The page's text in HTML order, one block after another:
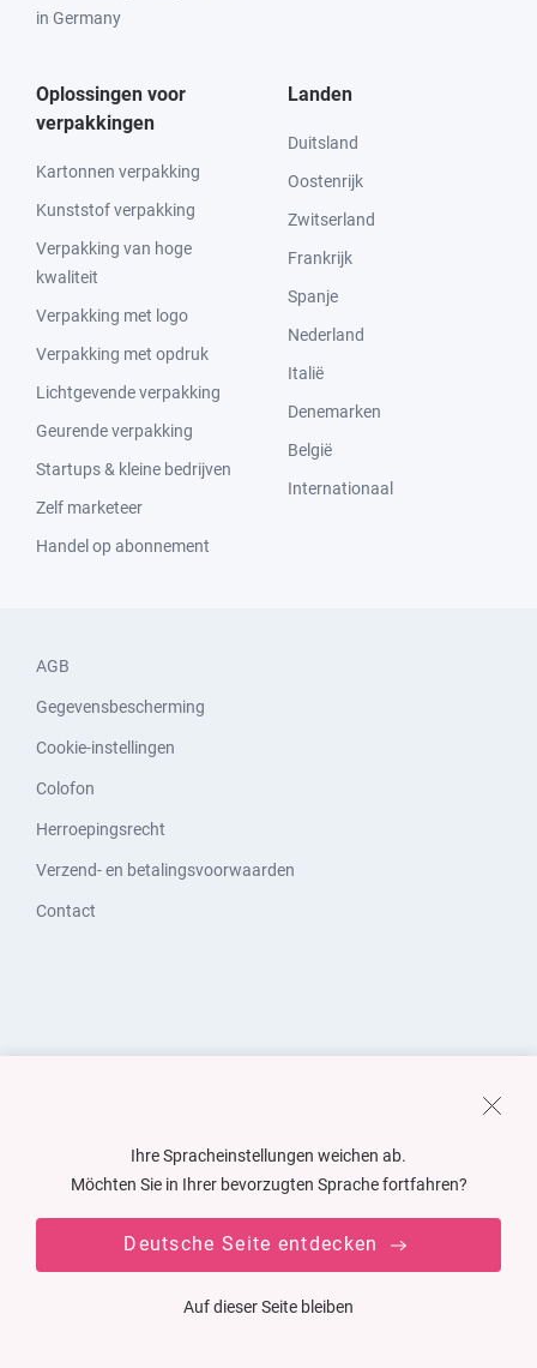
in Germany
Oplossingen voor
verpakkingen
Kartonnen verpakking
Kunststof verpakking
Verpakking van hoge
kwaliteit
Verpakking met logo
Verpakking met opdruk
Lichtgevende verpakking
Geurende verpakking
Startups & kleine bedrijven
Zelf marketeer
Handel op abonnement
Landen
Duitsland
Oostenrijk
Zwitserland
Frankrijk
Spanje
Nederland
Italië
Denemarken
België
Internationaal
AGB
Gegevensbescherming
Cookie-instellingen
Colofon
Herroepingsrecht
Verzend- en betalingsvoorwaarden
Contact
Ihre Spracheinstellungen weichen ab.
Möchten Sie in Ihrer bevorzugten Sprache fortfahren?
Deutsche Seite entdecken
Auf dieser Seite bleiben